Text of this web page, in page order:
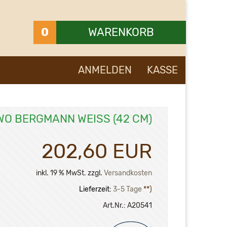
0 WARENKORB
Ihr Warenkorb ist leer.
ANMELDEN KASSE
BERGMANN WEISS (42 CM)
202,60 EUR
inkl. 19 % MwSt. zzgl. Versandkosten
Lieferzeit: 3-5 Tage **)
Art.Nr.: A20541